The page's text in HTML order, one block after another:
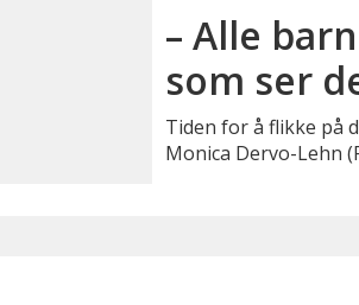
– Alle
som ser
Tiden for å flikke på
Monica Dervo-Lehn